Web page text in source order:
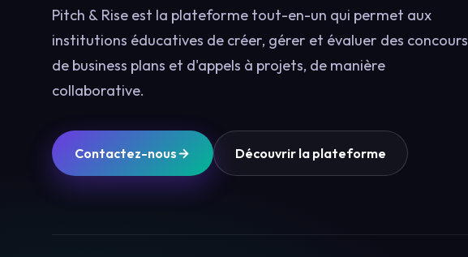
Pitch & Rise est la plateforme tout-en-un qui permet aux
institutions éducatives de créer, gérer et évaluer des concours
de business plans et d'appels à projets, de manière
collaborative.
Contactez-nous Découvrir la plateforme